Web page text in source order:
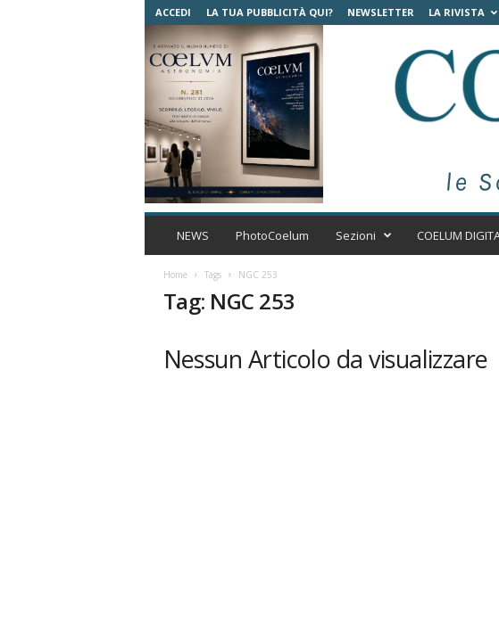
ACCEDI LA TUA PUBBLICITÀ QUI? NEWSLETTER LA RIVISTA
C
t
NEWS PhotoCoelum Sezioni COELUM
Home Tags NGC 253
Tag: NGC 253
Nessun Articolo da visualizzare